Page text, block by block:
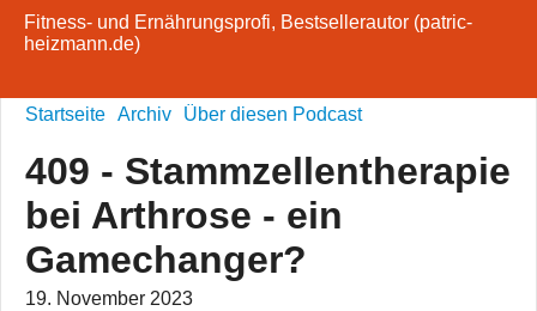
Fitness- und Ernährungsprofi, Bestsellerautor (patric-
heizmann.de)
Startseite Archiv Über diesen Podcast
409 - Stammzellentherapie
bei Arthrose - ein
Gamechanger?
19. November 2023